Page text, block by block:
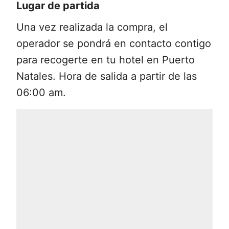
durante aproximadamente 2 horas, en
dirección noroeste. Nuestro trayecto
contempla un terreno plano con
pequeñas lengas para luego llegar a una
Lugar de partida
Una vez realizada la compra, el
operador se pondrá en contacto contigo
para recogerte en tu hotel en Puerto
Natales. Hora de salida a partir de las
06:00 am.